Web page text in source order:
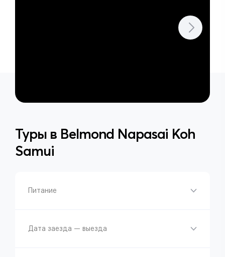
Туры в Belmond Napasai Koh
Samui
Питание
Дата заезда — выезда